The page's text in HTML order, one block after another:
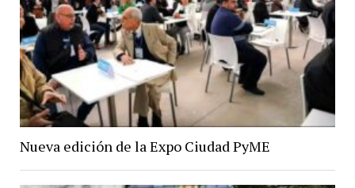
Nueva edición de la Expo Ciudad PyME